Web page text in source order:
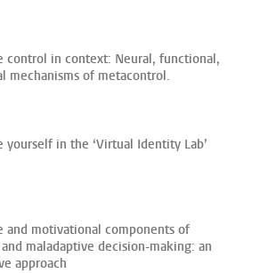
control in context: Neural, functional,
mechanisms of metacontrol.
yourself in the ‘Virtual Identity Lab’
and motivational components of
maladaptive decision-making: an
approach